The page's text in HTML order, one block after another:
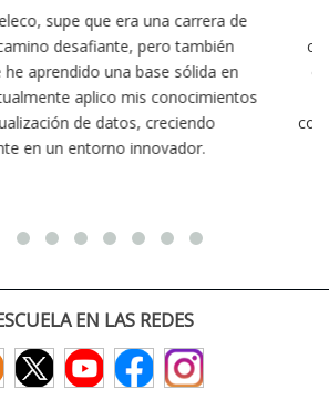
me ha permitido comprender cómo la
afecta nuestra vida diaria. Aunque la
he dedicado parte de mi tiempo a
como el salvamento y socorrismo. Estoy
de que elegir teleco ha sido una de las
decisiones que he tomado.
EN LAS REDES